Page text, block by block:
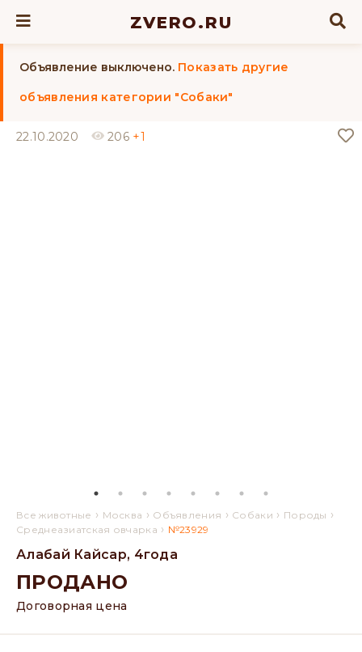
ZVERO.RU
Объявление выключено. Показать другие
объявления категории "Собаки"
22.10.2020 206 +1
Все животные › Москва › Объявления › Собаки › Породы ›
Среднеазиатская овчарка › №23929
Алабай Кайсар, 4года
ПРОДАНО
Договорная цена